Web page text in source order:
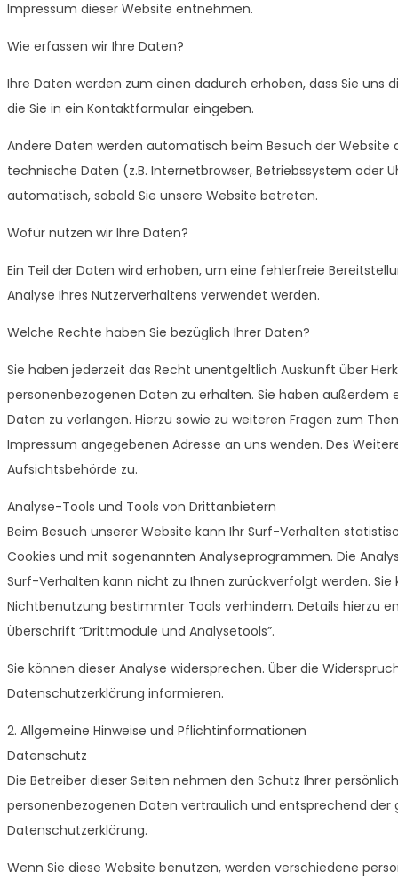
Impressum dieser Website entnehmen.
Wie erfassen wir Ihre Daten?
Ihre Daten werden zum einen dadurch erhoben, dass Sie uns
die Sie in ein Kontaktformular eingeben.
Andere Daten werden automatisch beim Besuch der
technische Daten (z.B. Internetbrowser, Betriebssystem oder
automatisch, sobald Sie unsere Website betreten.
Wofür nutzen wir Ihre Daten?
Ein Teil der Daten wird erhoben, um eine fehlerfreie
Analyse Ihres Nutzerverhaltens verwendet werden.
Welche Rechte haben Sie bezüglich Ihrer Daten?
Sie haben jederzeit das Recht unentgeltlich Auskunft über
personenbezogenen Daten zu erhalten. Sie haben außerdem
Daten zu verlangen. Hierzu sowie zu weiteren Fragen zum
Impressum angegebenen Adresse an uns wenden. Des
Aufsichtsbehörde zu.
Analyse-Tools und Tools von Drittanbietern
Beim Besuch unserer Website kann Ihr Surf-Verhalten
Cookies und mit sogenannten Analyseprogrammen. Die
Surf-Verhalten kann nicht zu Ihnen zurückverfolgt werden.
Nichtbenutzung bestimmter Tools verhindern. Details hierzu
Überschrift “Drittmodule und Analysetools”.
Sie können dieser Analyse widersprechen. Über die
Datenschutzerklärung informieren.
2. Allgemeine Hinweise und Pflichtinformationen
Datenschutz
Die Betreiber dieser Seiten nehmen den Schutz Ihrer
personenbezogenen Daten vertraulich und entsprechend
Datenschutzerklärung.
Wenn Sie diese Website benutzen, werden verschiedene